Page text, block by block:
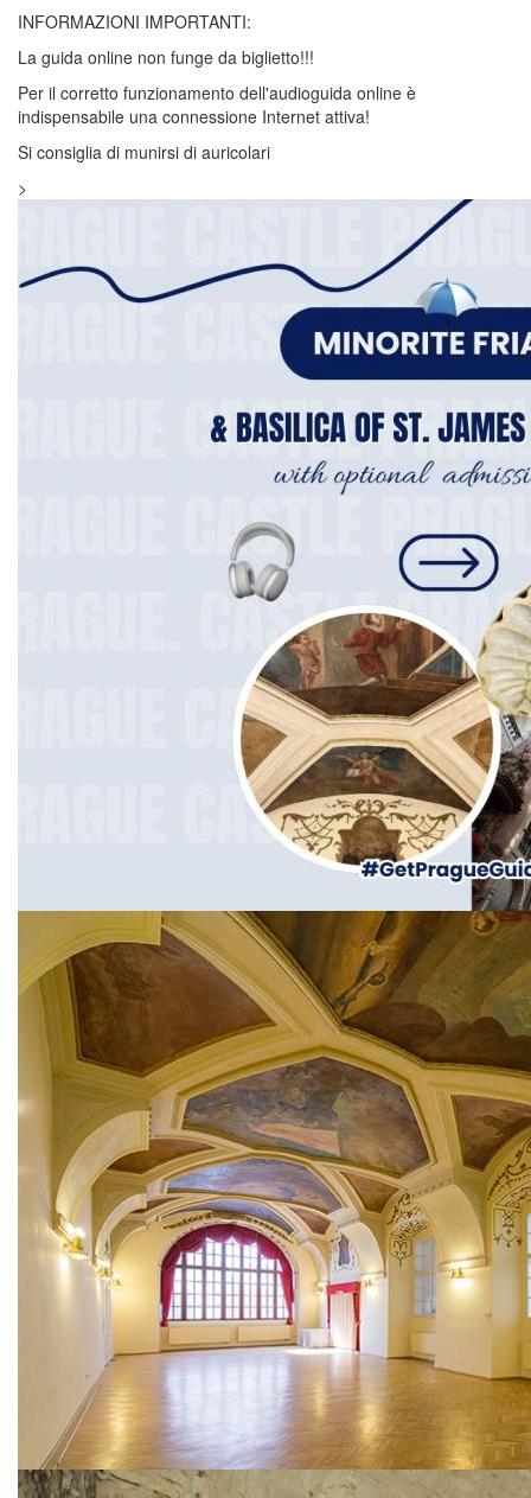
INFORMAZIONI IMPORTANTI:
La guida online non funge da biglietto!!!
Per il corretto funzionamento dell'audioguida online è
indispensabile una connessione Internet attiva!
Si consiglia di munirsi di auricolari
>